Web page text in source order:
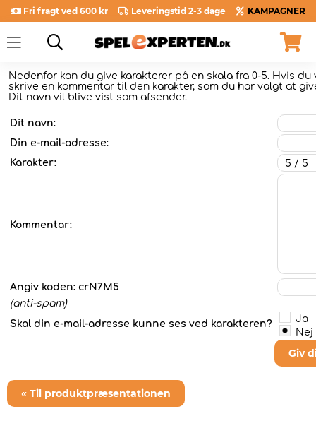
Fri fragt ved 600 kr Leveringstid 2-3 dage KAMPAGNER
Nedenfor kan du give karakterer på en skala fra 0-5. Hvis du
skrive en kommentar til den karakter, som du har valgt at
Dit navn vil blive vist som afsender.
Dit navn:
Din e-mail-adresse:
Karakter:
Kommentar:
Angiv koden: crN7M5
(anti-spam)
Skal din e-mail-adresse kunne ses ved karakteren?
Ja
Nej
Giv
« Til produktpræsentationen